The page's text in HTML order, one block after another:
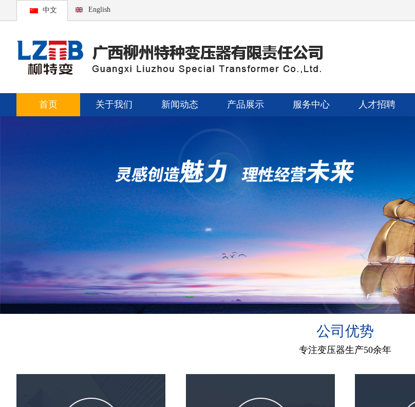
中文 English
首页 关于我们 新闻动态 产品展示 服务中心 人才招聘
公司优势
专注变压器生产50余年